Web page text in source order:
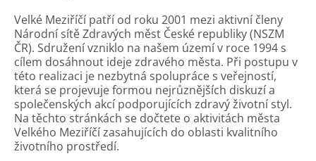
Velké Meziříčí patří od roku 2001 mezi aktivní členy
Národní sítě Zdravých měst České republiky (NSZM
ČR). Sdružení vzniklo na našem území v roce 1994 s
cílem dosáhnout ideje zdravého města. Při postupu v
této realizaci je nezbytná spolupráce s veřejností,
která se projevuje formou nejrůznějších diskuzí a
společenských akcí podporujících zdravý životní styl.
Na těchto stránkách se dočtete o aktivitách města
Velkého Meziříčí zasahujících do oblasti kvalitního
životního prostředí.